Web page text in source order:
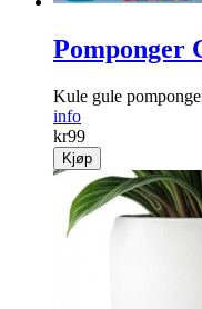
Pomponger
Kule gule
info
kr99
Kjøp